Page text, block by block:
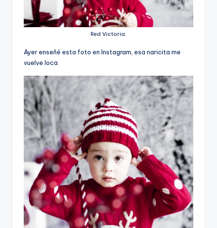
Red Victoria.
Ayer enseñé esta foto en Instagram, esa naricita me
vuelve loca.